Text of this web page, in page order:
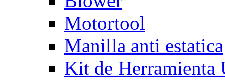
Motortool
Manilla anti estatica
Kit de Herramienta